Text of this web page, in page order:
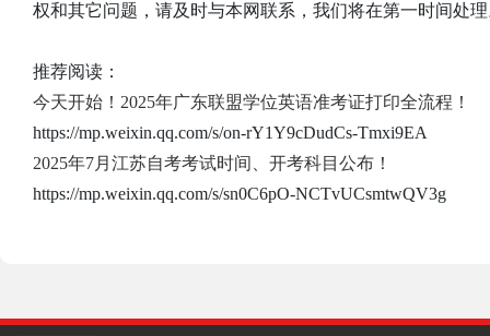
权和其它问题，请及时与本网联系，我们将在第一时间处
推荐阅读：
今天开始！2025年广东联盟学位英语准考证打印全流程！
https://mp.weixin.qq.com/s/on-rY1Y9cDudCs-Tmxi9EA
2025年7月江苏自考考试时间、开考科目公布！
https://mp.weixin.qq.com/s/sn0C6pO-NCTvUCsmtwQV3g